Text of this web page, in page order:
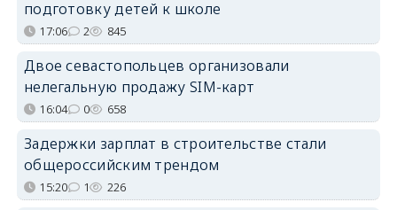
подготовку детей к школе
17:06 2 845
Двое севастопольцев организовали
нелегальную продажу SIM-карт
16:04 0 658
Задержки зарплат в строительстве стали
общероссийским трендом
15:20 1 226